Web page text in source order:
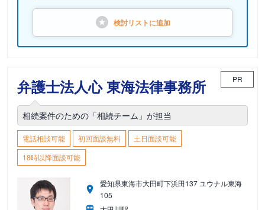
検討リストに追加
弁護士法人心 東海法律事務所 PR
相続案件のための「相続チーム」が担当
電話相談可能 初回面談無料
土日面談可能
18時以降面談可能
愛知県東海市大田町下浜田137 ユウナル東海
105